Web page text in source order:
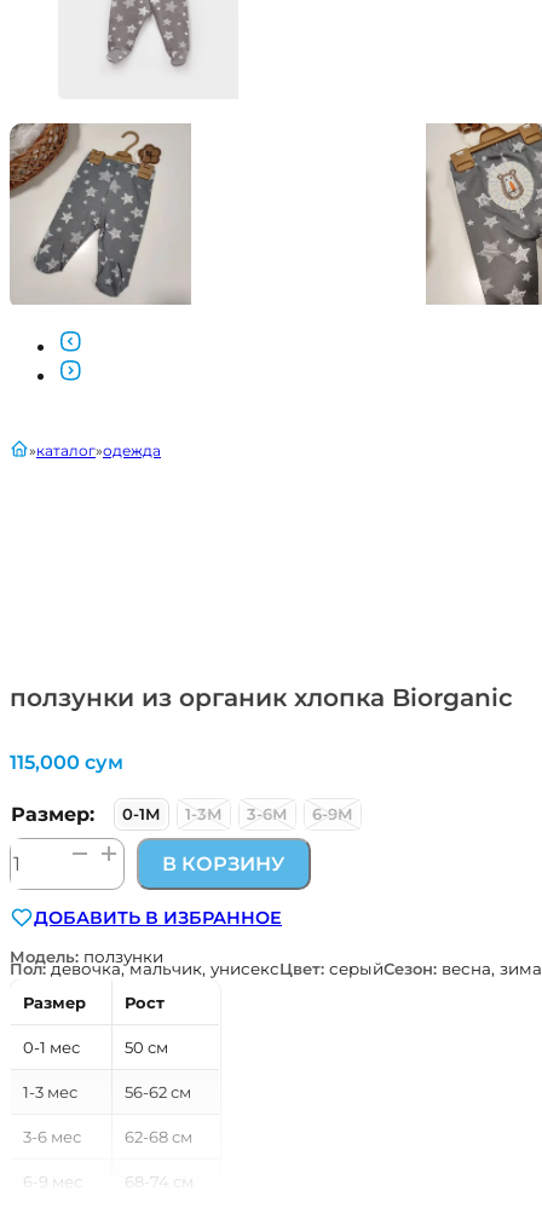
ползунки из органик хлопка Biorganic
главнаякаталог одежда
115,000 сум
Размер: 0-1М 1-3М 3-6М 6-9М
Количество
товара
из
органик
хлопка
Biorganic
В КОРЗИНУ
ДОБАВИТЬ В ИЗБРАННОЕ
Модель: ползунки
Пол:девочка, мальчик, унисексЦвет: серыйСезон: весна,
Размер
Рост
0-1 мес 50 см
1-3 мес 56-62 см
3-6 мес 62-68 см
6-9 мес 68-74 см